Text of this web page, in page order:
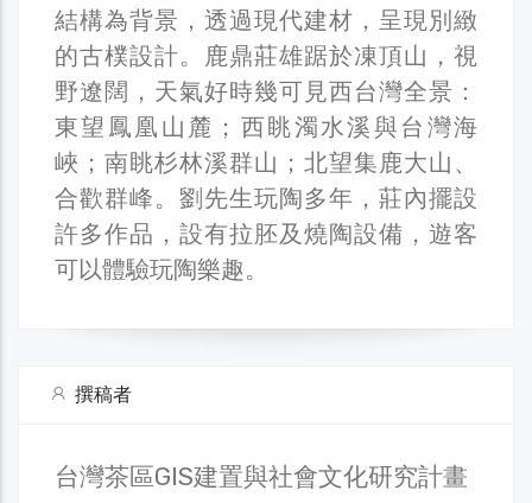
結構為背景，透過現代建材，呈現別緻
的古樸設計。鹿鼎莊雄踞於凍頂山，視
野遼闊，天氣好時幾可見西台灣全景：
東望鳳凰山麓；西眺濁水溪與台灣海
峽；南眺杉林溪群山；北望集鹿大山、
合歡群峰。劉先生玩陶多年，莊內擺設
許多作品，設有拉胚及燒陶設備，遊客
可以體驗玩陶樂趣。
撰稿者
台灣茶區GIS建置與社會文化研究計畫